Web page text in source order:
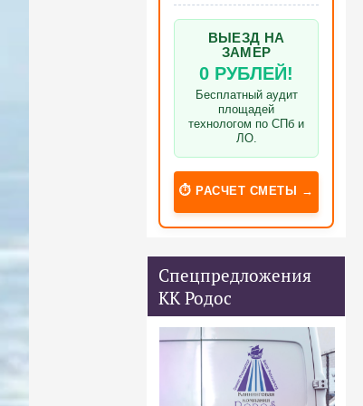
ВЫЕЗД НА
ЗАМЕР
0 РУБЛЕЙ!
Бесплатный аудит
площадей
технологом по СПб и
ЛО.
⏱️ РАСЧЕТ СМЕТЫ →
Спецпредложения
КК Родос